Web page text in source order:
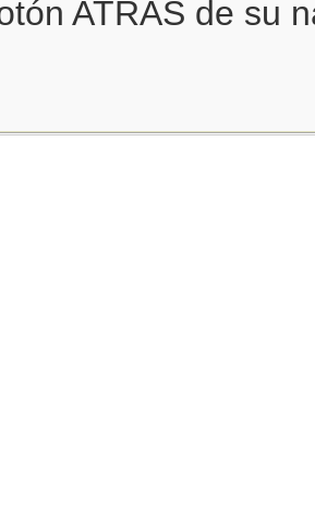
ATRAS de su